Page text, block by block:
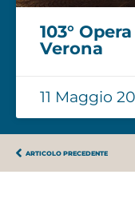
103°
Verona
11 Maggio
ARTICOLO PRECEDENTE